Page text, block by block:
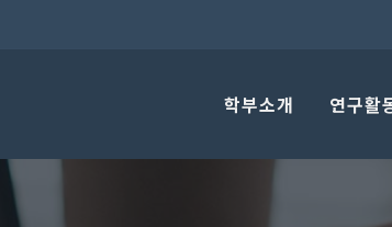
학부소개 연구활